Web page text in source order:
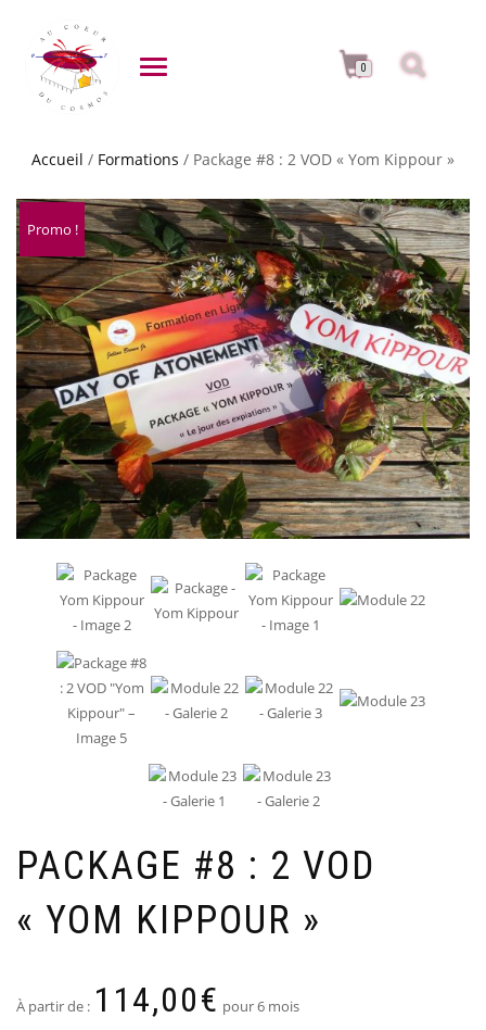
DÉPLIER LA NAVIGATION 0
Accueil / Formations / Package #8 : 2 VOD « Yom Kippour »
Promo !
PACKAGE #8 : 2 VOD
« YOM KIPPOUR »
À partir de : 114,00€ pour 6 mois